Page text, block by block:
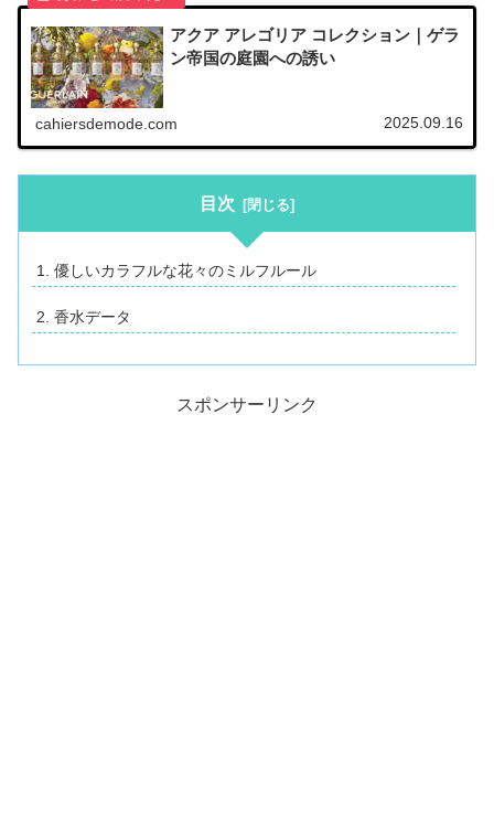
アクア アレゴリア コレクション｜ゲラ
ン帝国の庭園への誘い
cahiersdemode.com 2025.09.16
目次
優しいカラフルな花々のミルフルール
香水データ
スポンサーリンク